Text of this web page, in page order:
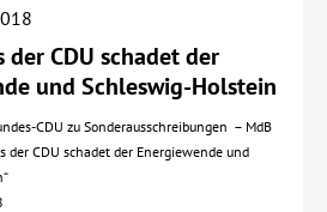
der CDU schadet der
und Schleswig-Holstein
CDU zu Sonderausschreibungen – MdB
der CDU schadet der Energiewende und